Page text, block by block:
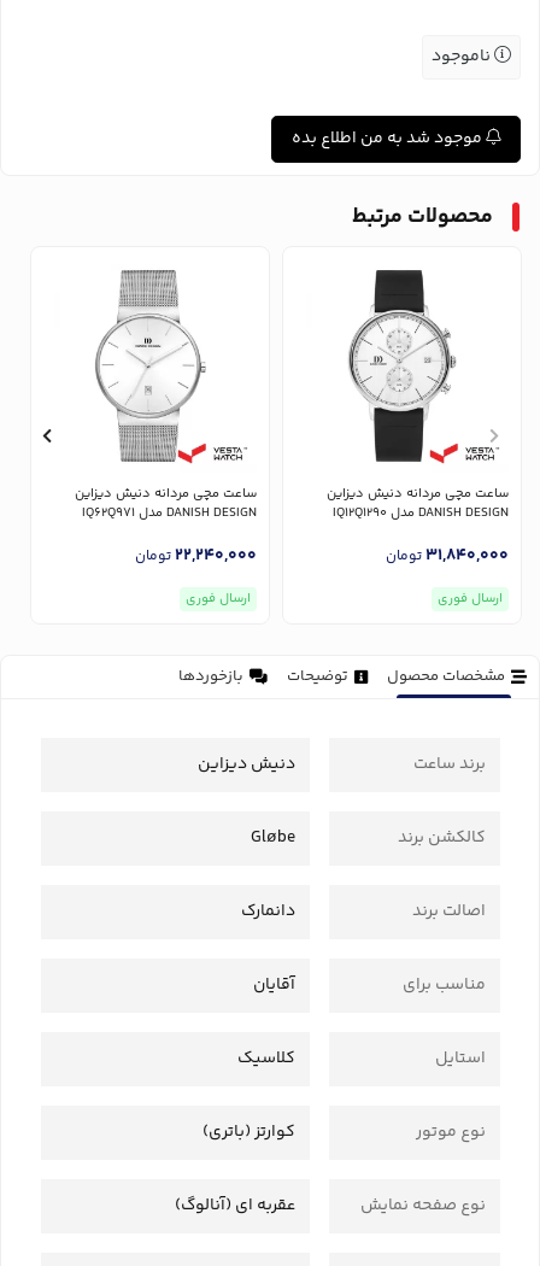
ناموجود
موجود شد به من اطلاع بده
محصولات مرتبط
ساعت مچی مردانه دنیش دیزاین
DANISH DESIGN مدل IQ12Q1290
31,840,000تومان
ارسال فوری
ساعت مچی مردانه دنیش دیزاین
DANISH DESIGN مدل IQ62Q971
22,240,000تومان
ارسال فوری
مشخصات محصول توضیحات بازخوردها
برند ساعت دنیش دیزاین
کالکشن برند Gløbe
اصالت برند دانمارک
مناسب برای آقایان
استایل کلاسیک
نوع موتور کوارتز (باتری)
نوع صفحه نمایش عقربه ای (آنالوگ)